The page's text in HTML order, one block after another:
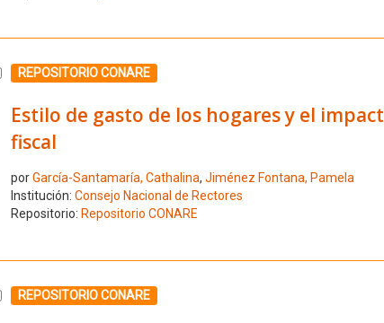
Seleccione el número de resultado 6
REPOSITORIO CONARE
Estilo de gasto de los hogares y el
fiscal
porGarcía-Santamaría, Cathalina, Jiménez Fontana, Pamela
Institución: Consejo Nacional de Rectores
Repositorio: Repositorio CONARE
Seleccione el número de resultado 7
REPOSITORIO CONARE